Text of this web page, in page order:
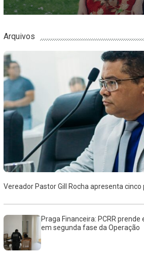
Arquivos
Vereador Pastor Gill Rocha apresenta cinco
Praga Financeira: PCRR
em segunda fase da Operação